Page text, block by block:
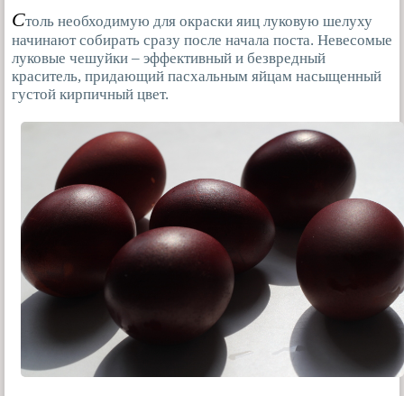
Столь необходимую для окраски яиц луковую шелуху
начинают собирать сразу после начала поста. Невесомые
луковые чешуйки – эффективный и безвредный
краситель, придающий пасхальным яйцам насыщенный
густой кирпичный цвет.